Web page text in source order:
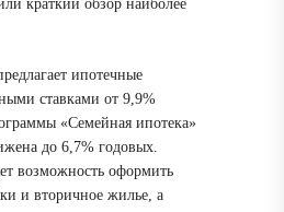
краткий обзор наиболее
ипотечные
ставками от 9,9%
«Семейная ипотека»
до 6,7% годовых.
возможность оформить
и вторичное жилье, а